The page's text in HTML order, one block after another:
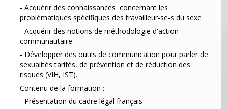
- Acquérir des connaissances concernant les
problématiques spécifiques des travailleur-se-s du sexe
- Acquérir des notions de méthodologie d'action
communautaire
- Développer des outils de communication pour parler de
sexualités tarifés, de prévention et de réduction des
risques (VIH, IST).
Contenu de la formation :
- Présentation du cadre légal français